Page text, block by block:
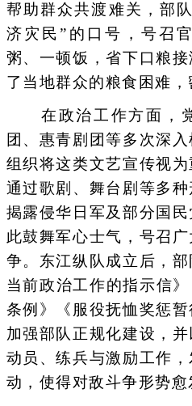
帮助群众共渡难关，部
济灾民”的口号，号召
粥、一顿饭，省下口粮
了当地群众的粮食困难，
在政治工作方面，党
团、惠青剧团等多次深
组织将这类文艺宣传视为
通过歌剧、舞台剧等多种
揭露侵华日军及部分国
此鼓舞军心士气，号召
争。东江纵队成立后，
当前政治工作的指示信
条例》《服役抚恤奖惩
加强部队正规化建设，
动员、练兵与激励工作
动，使得对敌斗争形势愈